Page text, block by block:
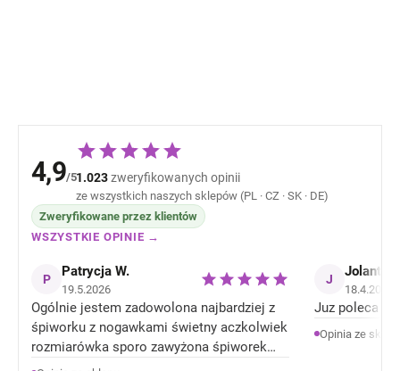
4,9/51.023zweryfikowanych opinii
ze wszystkich naszych sklepów (PL · CZ · SK · DE)
Zweryfikowane przez klientów
WSZYSTKIE OPINIE →
P Patrycja W.
19.5.2026
Ogólnie jestem zadowolona najbardziej z
śpiworku z nogawkami świetny aczkolwiek
rozmiarówka sporo zawyżona śpiworek
rozmiar 92 jest jak 104 rozmiar . Ale
J Jolanta
18.4.2026
Juz poleca
Opinia ze